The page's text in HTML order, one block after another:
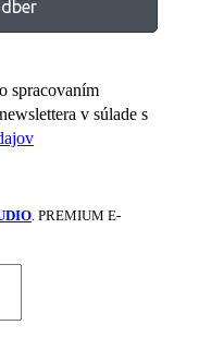
spracovaním
v súlade s
. PREMIUM E-